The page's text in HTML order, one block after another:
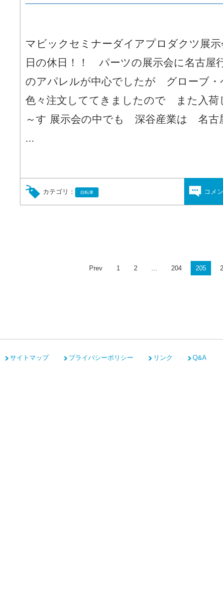
マビックセミナーダイアプロダクツ
日の休日！！ パーツの展示会に名古
のアパレルが中心でしたが グローブ
色々注文しててきましたので また入
～す 展示会の中でも 深谷産業は 名古
...
カテゴリ： 自転車 コメ
Prev 1 2 ... 204 205
サイトマップ プライバシーポリシー リンク Q&A